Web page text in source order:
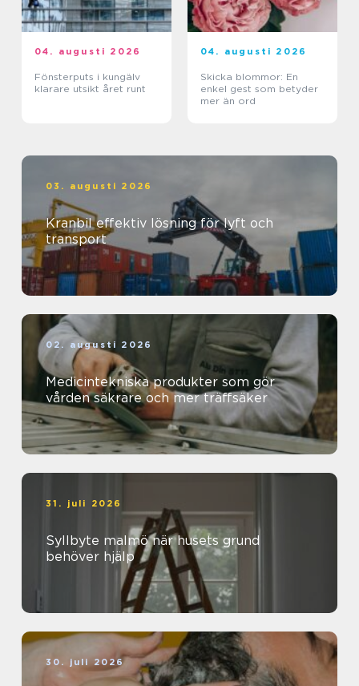
04. augusti 2026
Fönsterputs i kungälv
klarare utsikt året runt
04. augusti 2026
Skicka blommor: En
enkel gest som betyder
mer än ord
03. augusti 2026
Kranbil effektiv lösning för lyft och
transport
02. augusti 2026
Medicintekniska produkter som gör
vården säkrare och mer träffsäker
31. juli 2026
Syllbyte malmö när husets grund
behöver hjälp
30. juli 2026